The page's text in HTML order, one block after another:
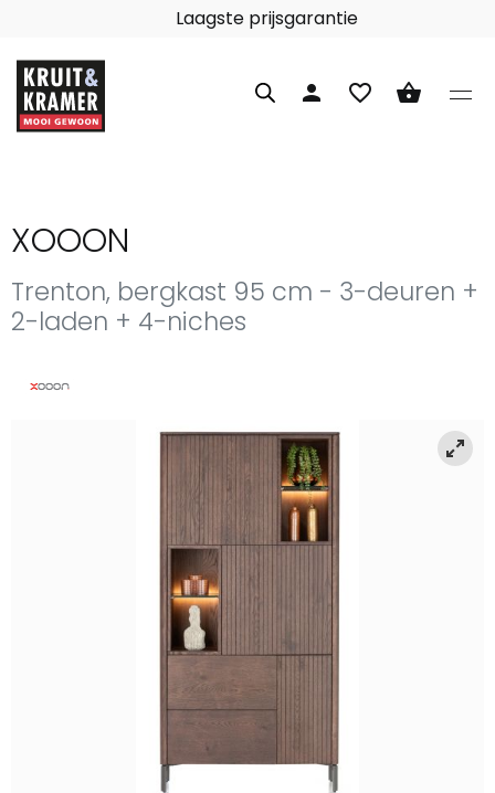
person favorite_border shopping_basket
XOOON
Trenton, bergkast 95 cm - 3-deuren +
2-laden + 4-niches